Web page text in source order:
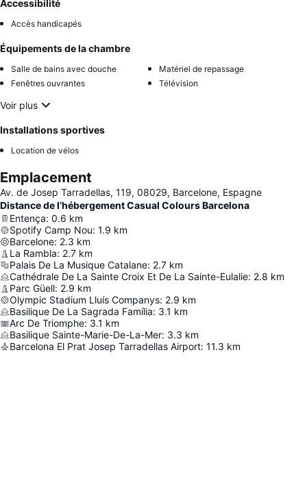
Accessibilité
Accès handicapés
Équipements de la chambre
Salle de bains avec douche
Matériel de repassage
Fenêtres ouvrantes
Télévision
Voir plus
Installations sportives
Location de vélos
Emplacement
Av. de Josep Tarradellas, 119, 08029, Barcelone, Espagne
Distance de l’hébergement Casual Colours Barcelona
Entença: 0.6 km
Spotify Camp Nou: 1.9 km
Barcelone: 2.3 km
La Rambla: 2.7 km
Palais De La Musique Catalane: 2.7 km
Cathédrale De La Sainte Croix Et De La Sainte-Eulalie: 2.8 km
Parc Güell: 2.9 km
Olympic Stadium Lluís Companys: 2.9 km
Basilique De La Sagrada Família: 3.1 km
Arc De Triomphe: 3.1 km
Basilique Sainte-Marie-De-La-Mer: 3.3 km
Barcelona El Prat Josep Tarradellas Airport: 11.3 km